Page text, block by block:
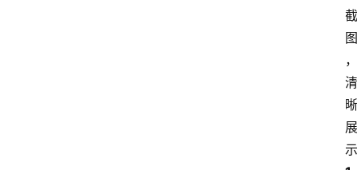
截
图
，
清
晰
展
示